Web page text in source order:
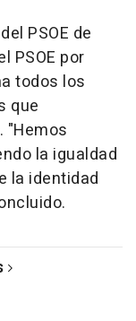
PSOE de
PSOE por
todos los
que
la igualdad
la identidad